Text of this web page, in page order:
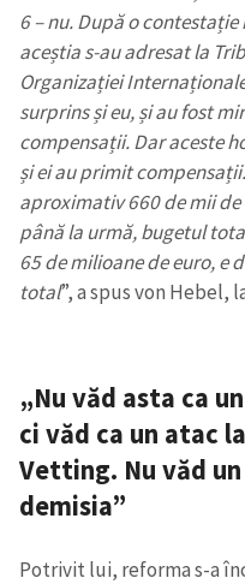
6 – nu. După o
aceștia s-au adresat la
Organizației
surprins și eu, și au fost
compensații. Dar aceste
și ei au primit
aproximativ 660 de mii
până la urmă, bugetul
65 de milioane de euro, e
total”, a spus von Hebel,
„Nu văd asta ca
ci văd ca un atac
Vetting. Nu văd
demisia”
Potrivit lui, reforma s-a